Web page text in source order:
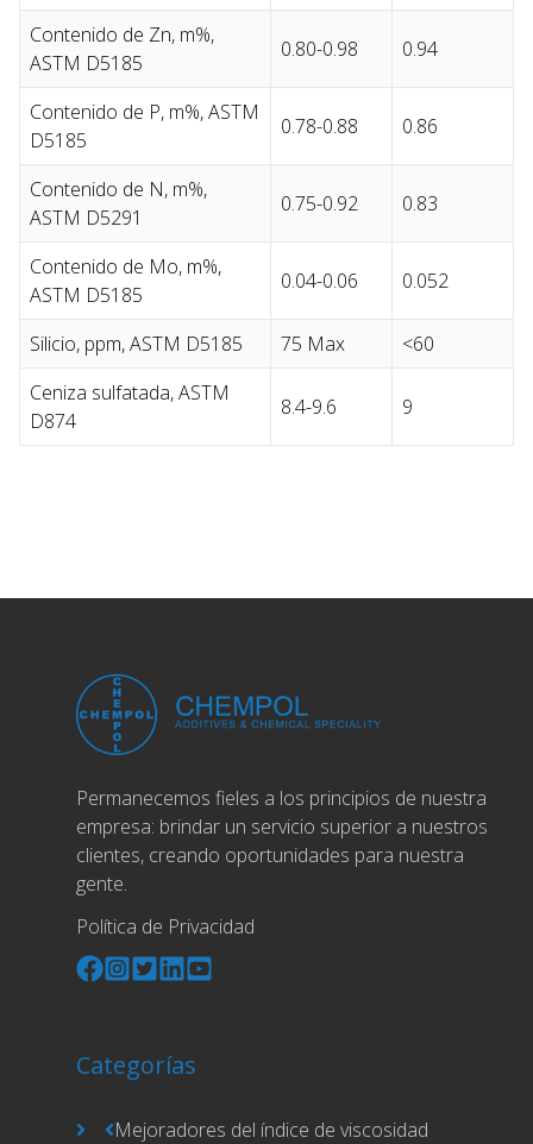
Contenido de Zn, m%,
ASTM D5185
0.80-0.98 0.94
Contenido de P, m%, ASTM
D5185
0.78-0.88 0.86
Contenido de N, m%,
ASTM D5291
0.75-0.92 0.83
Contenido de Mo, m%,
ASTM D5185
0.04-0.06 0.052
Silicio, ppm, ASTM D5185 75 Max
<60
Ceniza sulfatada, ASTM
D874
8.4-9.6 9
Permanecemos fieles a los principios de nuestra
empresa: brindar un servicio superior a nuestros
clientes, creando oportunidades para nuestra
gente.
Política de Privacidad
Categorías
Mejoradores del índice de viscosidad